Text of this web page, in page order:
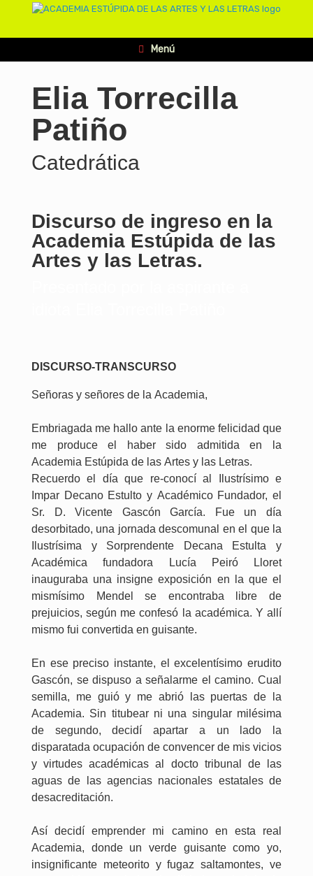
Menú
Elia Torrecilla
Patiño
Catedrática
Discurso de ingreso en la
Academia Estúpida de las
Artes y las Letras.
DISCURSO-TRANSCURSO
Señoras y señores de la Academia,
Embriagada me hallo ante la enorme felicidad que
me produce el haber sido admitida en la
Academia Estúpida de las Artes y las Letras.
Recuerdo el día que re-conocí al Ilustrísimo e
Impar Decano Estulto y Académico Fundador, el
Sr. D. Vicente Gascón García. Fue un día
desorbitado, una jornada descomunal en el que la
Ilustrísima y Sorprendente Decana Estulta y
Académica fundadora Lucía Peiró Lloret
inauguraba una insigne exposición en la que el
mismísimo Mendel se encontraba libre de
prejuicios, según me confesó la académica. Y allí
mismo fui convertida en guisante.
En ese preciso instante, el excelentísimo erudito
Gascón, se dispuso a señalarme el camino. Cual
semilla, me guió y me abrió las puertas de la
Academia. Sin titubear ni una singular milésima
de segundo, decidí apartar a un lado la
disparatada ocupación de convencer de mis vicios
y virtudes académicas al docto tribunal de las
aguas de las agencias nacionales estatales de
desacreditación.
Así decidí emprender mi camino en esta real
Academia, donde un verde guisante como yo,
insignificante meteorito y fugaz saltamontes, ve